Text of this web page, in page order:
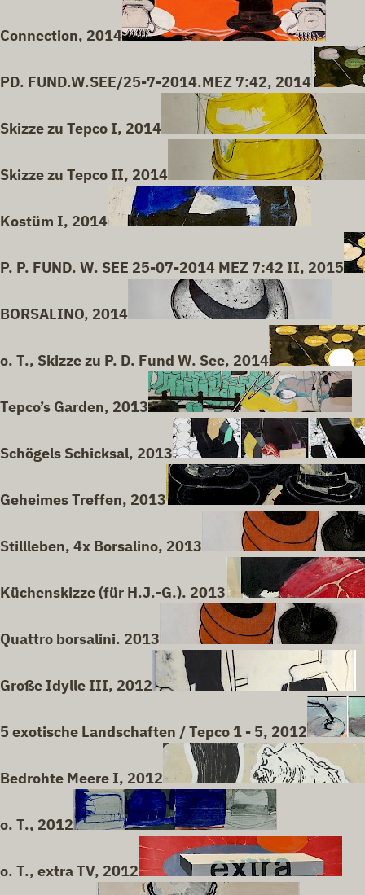
Connection, 2014
PD. FUND.W.SEE/25-7-2014.MEZ 7:42, 2014
Skizze zu Tepco I, 2014
Skizze zu Tepco II, 2014
Kostüm I, 2014
P. P. FUND. W. SEE 25-07-2014 MEZ 7:42 II, 2015
BORSALINO, 2014
o. T., Skizze zu P. D. Fund W. See, 2014
Tepco’s Garden, 2013
Schögels Schicksal, 2013
Geheimes Treffen, 2013
Stillleben, 4x Borsalino, 2013
Küchenskizze (für H.J.-G.). 2013
Quattro borsalini. 2013
Große Idylle III, 2012
5 exotische Landschaften / Tepco 1 - 5, 2012
Bedrohte Meere I, 2012
o. T., 2012
o. T., extra TV, 2012